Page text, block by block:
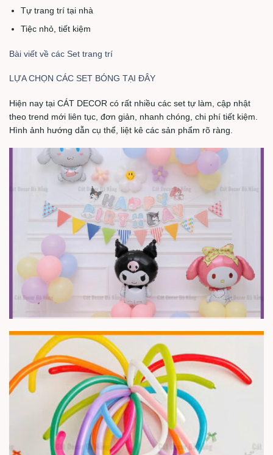
Tự trang trí tại nhà
Tiệc nhỏ, tiết kiệm
Bài viết về các Set trang trí
LỰA CHỌN CÁC SET BÓNG TẠI ĐÂY
Hiện nay tại CÁT DECOR có rất nhiều các set tự làm, cập nhật
theo trend mới liên tục, đơn giản, nhanh chóng, chi phí tiết kiệm.
Hình ảnh hướng dẫn cụ thể, liệt kê các sản phẩm rõ ràng.